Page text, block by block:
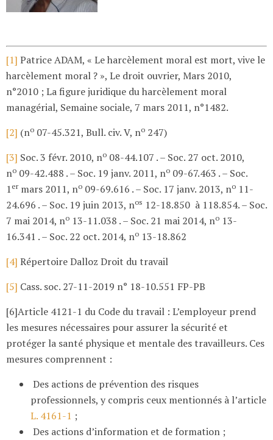
[1] Patrice ADAM, « Le harcèlement moral est mort, vive le
harcèlement moral ? », Le droit ouvrier, Mars 2010,
n°2010 ; La figure juridique du harcèlement moral
managérial, Semaine sociale, 7 mars 2011, n°1482.
[2] (no 07-45.321, Bull. civ. V, no 247)
[3] Soc. 3 févr. 2010, no 08-44.107 . – Soc. 27 oct. 2010,
no 09-42.488 . – Soc. 19 janv. 2011, no 09-67.463 . – Soc.
1 ermars 2011, no 09-69.616 . – Soc. 17 janv. 2013, no 11-
24.696 . – Soc. 19 juin 2013, nos 12-18.850 à 118.854. – Soc.
7 mai 2014, no 13-11.038 . – Soc. 21 mai 2014, no 13-
16.341 . – Soc. 22 oct. 2014, no 13-18.862
[4] Répertoire Dalloz Droit du travail
[5] Cass. soc. 27-11-2019 n° 18-10.551 FP-PB
[6]Article 4121-1 du Code du travail : L’employeur prend
les mesures nécessaires pour assurer la sécurité et
protéger la santé physique et mentale des travailleurs. Ces
mesures comprennent :
Des actions de prévention des risques
professionnels, y compris ceux mentionnés à l’article
L. 4161-1 ;
Des actions d’information et de formation ;